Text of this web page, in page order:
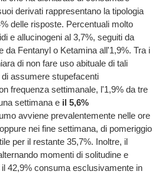
derivati rappresentano la tipologia
delle risposte. Percentuali molto
e allucinogeni al 3,7%, seguiti da
da Fentanyl o Ketamina all'1,9%. Tra i
di non fare uso abituale di tali
assumere stupefacenti
frequenza settimanale, l'1,9% da tre
settimana e il 5,6%
avviene prevalentemente nelle ore
nei fine settimana, di pomeriggio
per il restante 35,7%. Inoltre, il
momenti di solitudine e
42,9% consuma esclusivamente in